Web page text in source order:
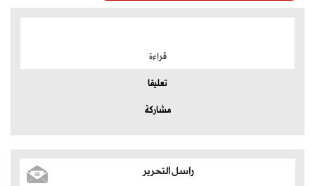
قراءة
تعليقا
مشاركة
راسل التحرير